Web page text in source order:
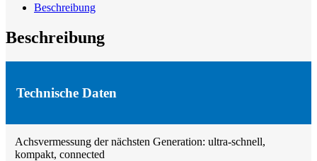
Beschreibung
Beschreibung
Technische Daten
Achsvermessung der nächsten Generation: ultra-schnell,
kompakt, connected